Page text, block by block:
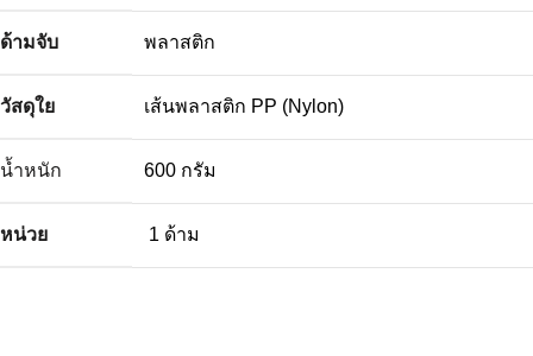
ด้ามจับ พลาสติก
วัสดุใย เส้นพลาสติก PP (Nylon)
น้ำหนัก 600 กรัม
หน่วย 1 ด้าม